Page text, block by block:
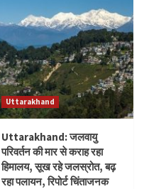
Uttarakhand
Uttarakhand: जलवायु
परिवर्तन की मार से कराह रहा
हिमालय, सूख रहे जलस्रोत, बढ़
रहा पलायन, रिपोर्ट चिंताजनक